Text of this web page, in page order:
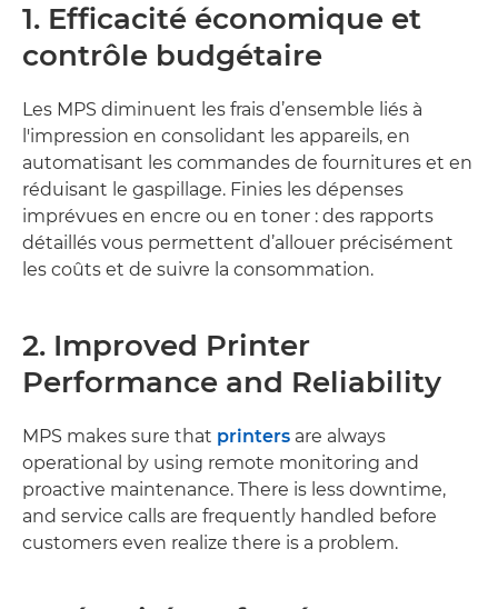
1. Efficacité économique et
contrôle budgétaire
Les MPS diminuent les frais d’ensemble liés à
l'impression en consolidant les appareils, en
automatisant les commandes de fournitures et en
réduisant le gaspillage. Finies les dépenses
imprévues en encre ou en toner : des rapports
détaillés vous permettent d’allouer précisément
les coûts et de suivre la consommation.
2. Improved Printer
Performance and Reliability
MPS makes sure that printers are always
operational by using remote monitoring and
proactive maintenance. There is less downtime,
and service calls are frequently handled before
customers even realize there is a problem.